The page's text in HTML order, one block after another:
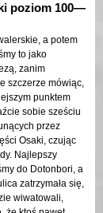
nas przez
miejsc, a
czas mija, bo
Jeśli podróżujesz
czegoś, co
całkowicie żywy,
Po prostu to
poziom 100—
a potem
to jako
zanim
szczerze mówiąc,
punktem
sobie sześciu
przez
Osaki, czując
Najlepszy
do Dotonbori, a
zatrzymała się,
wiwatowali,